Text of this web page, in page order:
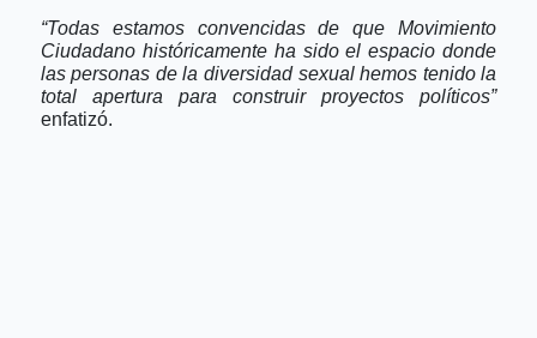
“Todas estamos convencidas de que Movimiento
Ciudadano históricamente ha sido el espacio donde
las personas de la diversidad sexual hemos tenido la
total apertura para construir proyectos políticos”
enfatizó.